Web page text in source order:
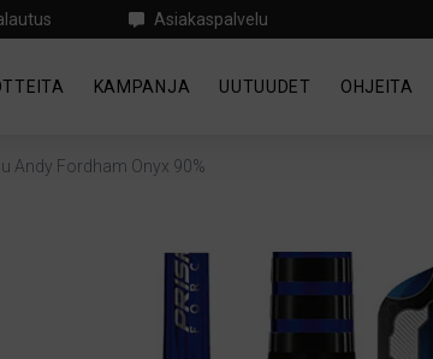
Asiakaspalvelu
KAMPANJA UUTUUDET OHJEITA
Andy Fordham Onyx 90%